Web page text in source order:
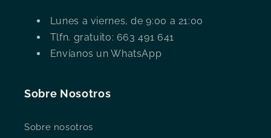
Lunes a viernes, de 9:00 a 21:00
Tlfn. gratuito: 663 491 641
Envíanos un WhatsApp
Sobre Nosotros
Sobre nosotros